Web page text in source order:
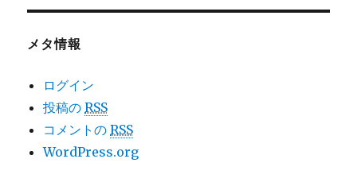
メタ情報
ログイン
投稿のRSS
コメントのRSS
WordPress.org